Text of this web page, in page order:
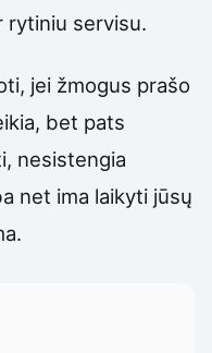
rytiniu servisu.
jei žmogus prašo
bet pats
nesistengia
net ima laikyti jūsų